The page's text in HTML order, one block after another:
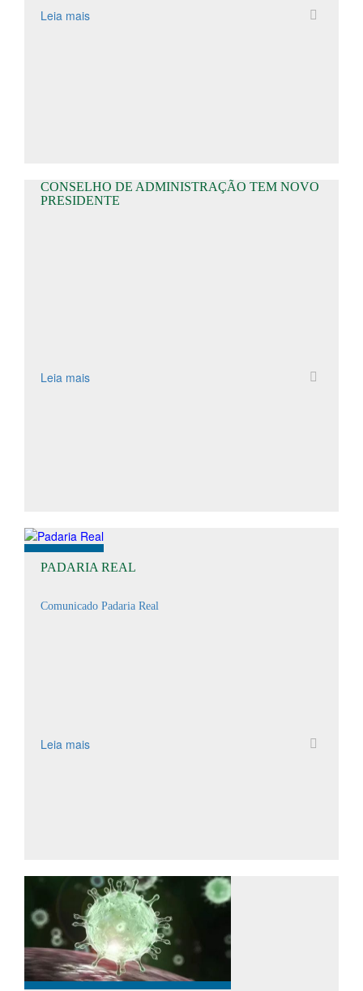
Leia mais
CONSELHO DE ADMINISTRAÇÃO TEM NOVO
PRESIDENTE
Leia mais
PADARIA REAL
Comunicado Padaria Real
Leia mais